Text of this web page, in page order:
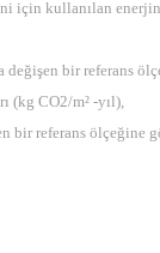
için kullanılan
bir referans
(kg CO2/m² -yıl),
bir referans ölçeğine